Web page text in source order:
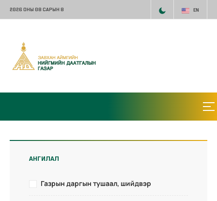
2026 ОНЫ 08 САРЫН 8 EN
АНГИЛАЛ
Газрын даргын тушаал, шийдвэр